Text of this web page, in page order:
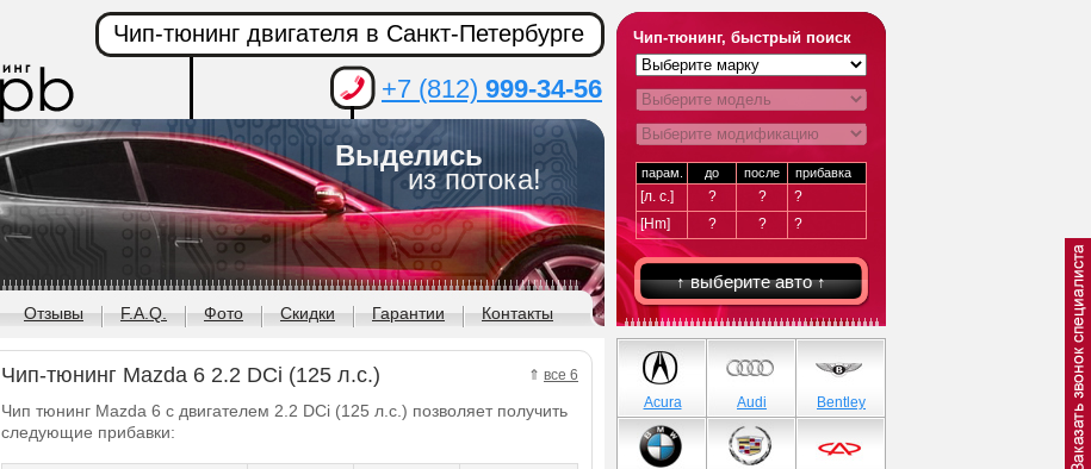
Выделись
из потока!
Чип-тюнинг, быстрый поиск
парам. до после прибавка
[л. с.] ? ?
?
[Hm]
? ? ?
↑ выберите авто ↑
Чип-тюнинг двигателя в Санкт-Петербурге
+7 (812) 999-34-56
Отзывы F.A.Q. Фото Скидки Гарантии Контакты
⇑ все 6
Чип-тюнинг Mazda 6 2.2 DCi (125 л.с.)
Чип тюнинг Mazda 6 с двигателем 2.2 DCi (125 л.с.) позволяет получить
следующие прибавки:
Acura Audi Bentley